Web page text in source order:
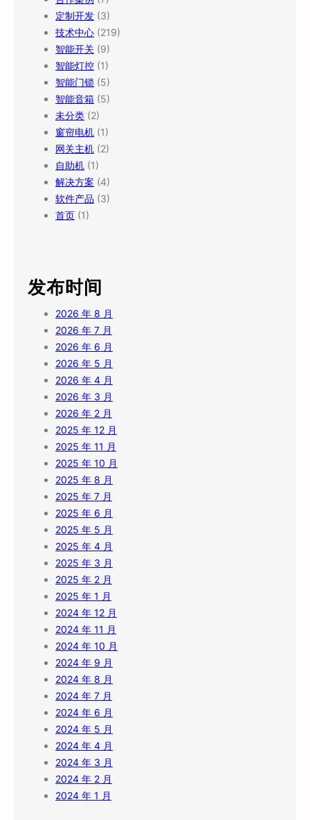
定制开发 (3)
技术中心 (219)
智能开关 (9)
智能灯控 (1)
智能门锁 (5)
智能音箱 (5)
未分类 (2)
窗帘电机 (1)
网关主机 (2)
自助机 (1)
解决方案 (4)
软件产品 (3)
首页 (1)
发布时间
2026 年 8 月
2026 年 7 月
2026 年 6 月
2026 年 5 月
2026 年 4 月
2026 年 3 月
2026 年 2 月
2025 年 12 月
2025 年 11 月
2025 年 10 月
2025 年 8 月
2025 年 7 月
2025 年 6 月
2025 年 5 月
2025 年 4 月
2025 年 3 月
2025 年 2 月
2025 年 1 月
2024 年 12 月
2024 年 11 月
2024 年 10 月
2024 年 9 月
2024 年 8 月
2024 年 7 月
2024 年 6 月
2024 年 5 月
2024 年 4 月
2024 年 3 月
2024 年 2 月
2024 年 1 月